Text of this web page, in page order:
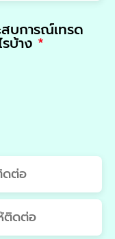
บการณ์เทรด
บ้าง *